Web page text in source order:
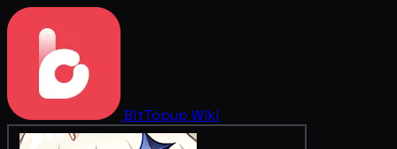
BitTopup Wiki